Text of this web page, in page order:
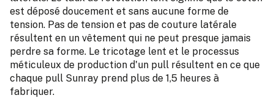
est déposé doucement et sans aucune forme de
tension. Pas de tension et pas de couture latérale
résultent en un vêtement qui ne peut presque jamais
perdre sa forme. Le tricotage lent et le processus
méticuleux de production d'un pull résultent en ce que
chaque pull Sunray prend plus de 1,5 heures à
fabriquer.